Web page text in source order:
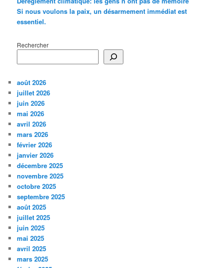
Si nous voulons la paix, un désarmement immédiat est
essentiel.
Rechercher
août 2026
juillet 2026
juin 2026
mai 2026
avril 2026
mars 2026
février 2026
janvier 2026
décembre 2025
novembre 2025
octobre 2025
septembre 2025
août 2025
juillet 2025
juin 2025
mai 2025
avril 2025
mars 2025